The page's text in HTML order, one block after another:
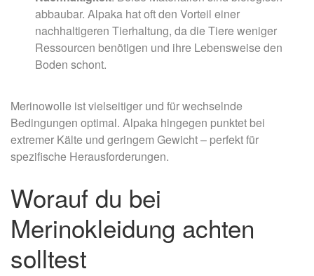
abbaubar. Alpaka hat oft den Vorteil einer
nachhaltigeren Tierhaltung, da die Tiere weniger
Ressourcen benötigen und ihre Lebensweise den
Boden schont.
Merinowolle ist vielseitiger und für wechselnde
Bedingungen optimal. Alpaka hingegen punktet bei
extremer Kälte und geringem Gewicht – perfekt für
spezifische Herausforderungen.
Worauf du bei
Merinokleidung achten
solltest